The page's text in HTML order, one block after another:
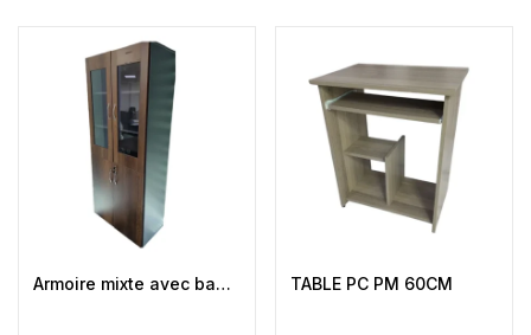
Armoire mixte avec baguette CBK-M2 TABLE PC PM 60CM